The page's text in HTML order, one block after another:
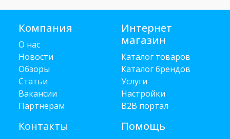
Компания
О нас
Новости
Обзоры
Статьи
Вакансии
Партнёрам
Контакты
Интернет
магазин
Каталог товаров
Каталог брендов
Услуги
Настройки
B2B портал
Помощь